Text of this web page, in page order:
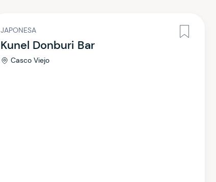
JAPONESA
Kunel Donburi Bar
Casco Viejo